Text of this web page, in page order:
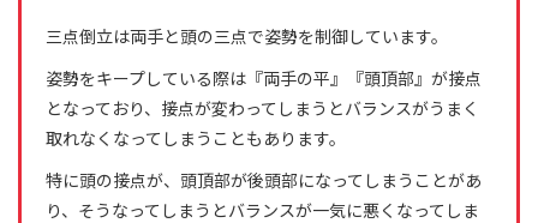
三点倒立は両手と頭の三点で姿勢を制御しています。
姿勢をキープしている際は『両手の平』『頭頂部』が接点
となっており、接点が変わってしまうとバランスがうまく
取れなくなってしまうこともあります。
特に頭の接点が、頭頂部が後頭部になってしまうことがあ
り、そうなってしまうとバランスが一気に悪くなってしま